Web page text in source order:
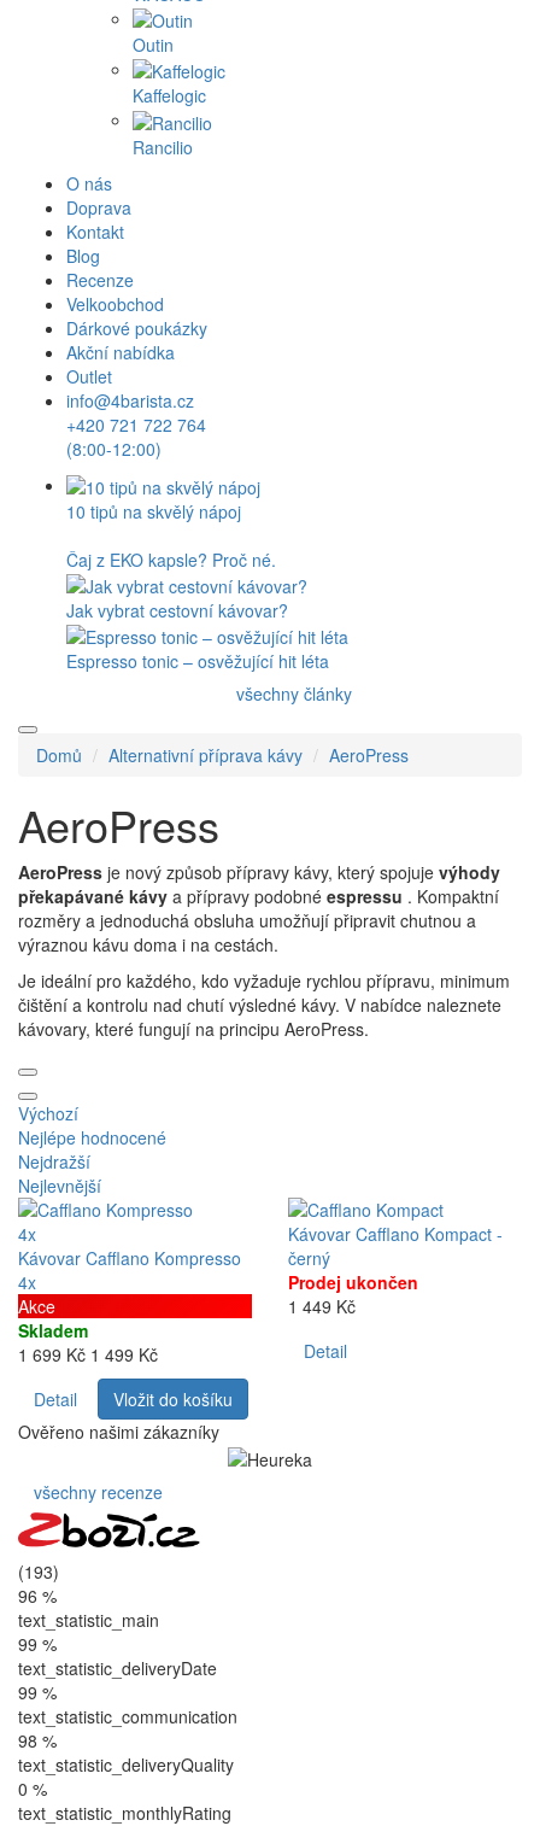
Outin
Kaffelogic
Rancilio
O nás
Doprava
Kontakt
Blog
Recenze
Velkoobchod
Dárkové poukázky
Akční nabídka
Outlet
info@4barista.cz
+420 721 722 764
(8:00-12:00)
10 tipů na skvělý nápoj
Čaj z EKO kapsle? Proč né.
Jak vybrat cestovní kávovar?
Espresso tonic – osvěžující hit léta
všechny články
Domů Alternativní příprava kávy AeroPress
AeroPress
AeroPress je nový způsob přípravy kávy, který spojuje výhody
překapávané kávy a přípravy podobné espressu . Kompaktní
rozměry a jednoduchá obsluha umožňují připravit chutnou a
výraznou kávu doma i na cestách.
Je ideální pro každého, kdo vyžaduje rychlou přípravu, minimum
čištění a kontrolu nad chutí výsledné kávy. V nabídce naleznete
kávovary, které fungují na principu AeroPress.
Výchozí
Nejlépe hodnocené
Nejdražší
Nejlevnější
4x
Kávovar Cafflano Kompresso
4x
Akce
Skladem
1 699 Kč 1 499 Kč
Detail
Vložit do košíku
Kávovar Cafflano Kompact -
černý
Prodej ukončen
1 449 Kč
Detail
Ověřeno našimi zákazníky
všechny recenze
(193)
96 %
text_statistic_main
99 %
text_statistic_deliveryDate
99 %
text_statistic_communication
98 %
text_statistic_deliveryQuality
0 %
text_statistic_monthlyRating